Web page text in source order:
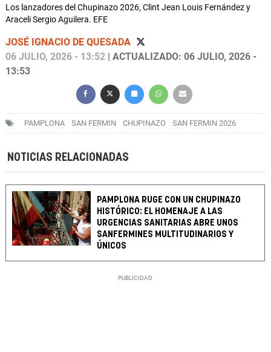
Los lanzadores del Chupinazo 2026, Clint Jean Louis Fernández y
Araceli Sergio Aguilera. EFE
JOSÉ IGNACIO DE QUESADA
06 JULIO, 2026 - 13:52 | ACTUALIZADO: 06 JULIO, 2026 -
13:53
PAMPLONA SAN FERMIN CHUPINAZO SAN FERMIN 2026
NOTICIAS RELACIONADAS
PAMPLONA RUGE CON UN CHUPINAZO
HISTÓRICO: EL HOMENAJE A LAS
URGENCIAS SANITARIAS ABRE UNOS
SANFERMINES MULTITUDINARIOS Y
ÚNICOS